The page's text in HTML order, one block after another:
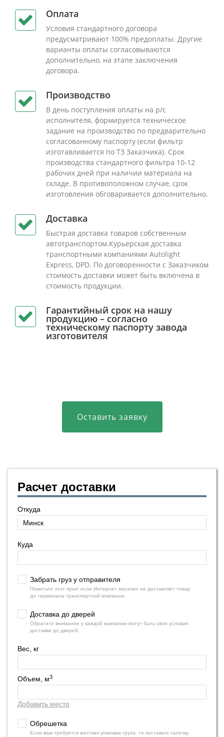
Оплата
Условия стандартного договора
предусматривают 100% предоплаты. Другие
варианты оплаты согласовываются
дополнительно, на этапе заключения
договора.
Производство
В день поступления оплаты на р/с
исполнителя, формируется техническое
задание на производство по предварительно
согласованному паспорту (если фильтр
изготавливается по ТЗ Заказчика). Срок
производства стандартного фильтра 10-12
рабочих дней при наличии материала на
складе. В противоположном случае, срок
изготовления обговаривается дополнительно.
Доставка
Быстрая доставка товаров собственным
автотранспортом.Курьерская доставка
транспортными компаниями Autolight
Express, DPD. По договоренности с Заказчиком
стоимость доставки может быть включена в
стоимость продукции.
Гарантийный срок на нашу
продукцию – согласно
техническому паспорту завода
изготовителя
Оставить заявку
Расчет доставки
Откуда
Куда
Забрать груз у отправителя
Пометьте этот пункт если Интернет магазин не доставляет товар
до терминала транспортной компании.
Доставка до дверей
Обратите внимание у каждой компании могут быть свои условия
доставки до дверей.
Вес, кг
Объем, м3
Добавить место
Обрешетка
Если вам требуется жесткая упаковка груза, то поставьте галочку.